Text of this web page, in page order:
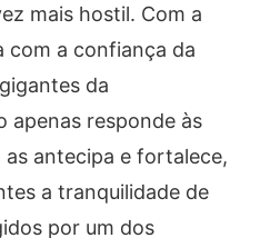
mais hostil. Com a
com a confiança da
da
apenas responde às
as antecipa e fortalece,
a tranquilidade de
por um dos